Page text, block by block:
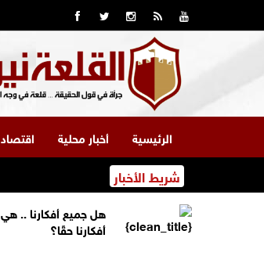
الرئيسية أخبار محلية اقتصاد
شريط الأخبار
هل جميع أفكارنا .. هي
أفكارنا حقًا؟